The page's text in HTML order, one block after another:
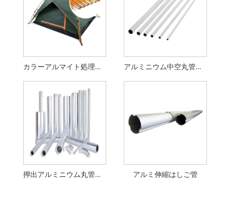
カラーアルマイト処理アルミニウム合金角管 アルミニウム中空丸管プロファイル
押出アルミニウム丸管足場管パイプ アルミ伸縮はしご管